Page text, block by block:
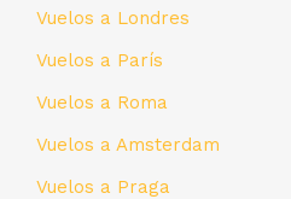
Vuelos a Londres
Vuelos a París
Vuelos a Roma
Vuelos a Amsterdam
Vuelos a Praga